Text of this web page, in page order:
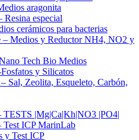
aragonita
Resina especial
cerámicos para bacterias
– Medios y Reductor NH4, NO2 y
Tech Bio Medios
y Silicatos
– Sal, Zeolita, Esqueleto, Carbón,
TESTS |Mg|Ca|Kh|NO3 |PO4|
Test ICP MarinLab
y Test ICP